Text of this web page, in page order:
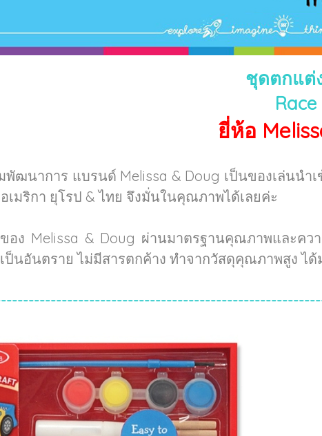
ชุดตกแต่
ยี่ห้อ
พัฒนาการ แบรนด์ Melissa & Doug เป็นของเล่นนำ
มริกา ยุโรป & ไทย จึงมั่นในคุณภาพได้เลยค่ะ
อง Melissa & Doug ผ่านมาตรฐานคุณภาพและคว
ป็นอันตราย ไม่มีสารตกค้าง ทำจากวัสดุคุณภาพสูง ไ